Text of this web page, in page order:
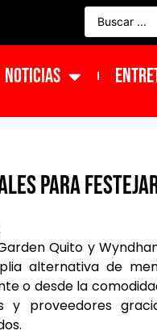
NOTICIAS
para festejar
Quito y
alternativa de
o desde la
y proveedores